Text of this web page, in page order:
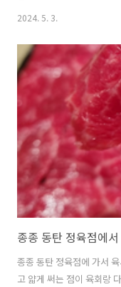
터가 화성상공회의소 1층
다. 참고문서"경기화성센
소개. @원문보기 "KTR,
개시", 한국화학융합시험
2024. 5. 3.
종종 동탄 정육점에
종종 동탄 정육점에 가서
고 얇게 써는 점이 육회랑